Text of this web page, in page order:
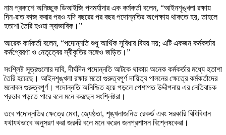
নাম প্রকাশে অনিচ্ছুক ডিআইজি পদমর্যাদার এক কর্মকর্তা বলেন, “আইনশৃঙ্খলা রক্ষায়
দিন-রাত কাজ করার পরও যদি বছরের পর বছর পদোন্নতির অপেক্ষায় থাকতে হয়, তাহলে
হতাশা তৈরি হওয়া স্বাভাবিক।”
আরেক কর্মকর্তা বলেন, “পদোন্নতি শুধু আর্থিক সুবিধার বিষয় নয়; এটি একজন কর্মকর্তার
কর্মপ্রেরণা ও নেতৃত্বের স্বীকৃতির সঙ্গেও জড়িত।”
সংশ্লিষ্ট সূত্রগুলোর দাবি, দীর্ঘদিন পদোন্নতি আটকে থাকায় অনেক কর্মকর্তার মধ্যে হতাশা
তৈরি হয়েছে। আইনশৃঙ্খলা রক্ষার মতো গুরুত্বপূর্ণ দায়িত্ব পালনের ক্ষেত্রে কর্মকর্তাদের
মনোবল গুরুত্বপূর্ণ। পদোন্নতি অনিশ্চিত হয়ে পড়লে পেশাগত উদ্দীপনায় এর নেতিবাচক
প্রভাব পড়তে পারে বলে মনে করছেন সংশ্লিষ্টরা।
তবে পদোন্নতির ক্ষেত্রে মেধা, জ্যেষ্ঠতা, শৃঙ্খলাজনিত রেকর্ড এবং সরকারি বিধিবিধান
যথাযথভাবে অনুসরণ করা জরুরি বলে মনে করেন জনপ্রশাসন বিশ্লেষকেরা।